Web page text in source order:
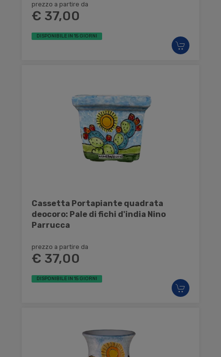
prezzo a partire da
€ 37,00
DISPONIBILE IN 15 GIORNI
Cassetta Portapiante quadrata
deocoro: Pale di fichi d'india Nino
Parrucca
prezzo a partire da
€ 37,00
DISPONIBILE IN 15 GIORNI